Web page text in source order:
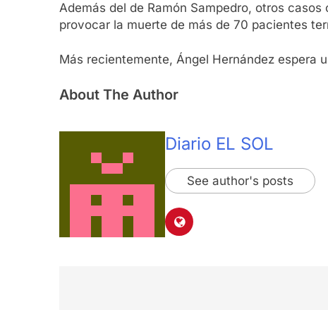
Además del de Ramón Sampedro, otros
provocar la muerte de más de 70 pacientes
Más recientemente, Ángel Hernández espera
About The Author
Diario EL SOL
See author's posts